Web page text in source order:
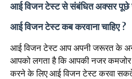
आई विजन टेस्ट से संबंधित अक्सर पूछे
आई विजन टेस्ट कब करवाना चाहिए ?
आई विजन टेस्ट आप अपनी जरूरत के
आपको लगता है कि आपकी नजर
करने के लिए आई विजन टेस्ट करवा